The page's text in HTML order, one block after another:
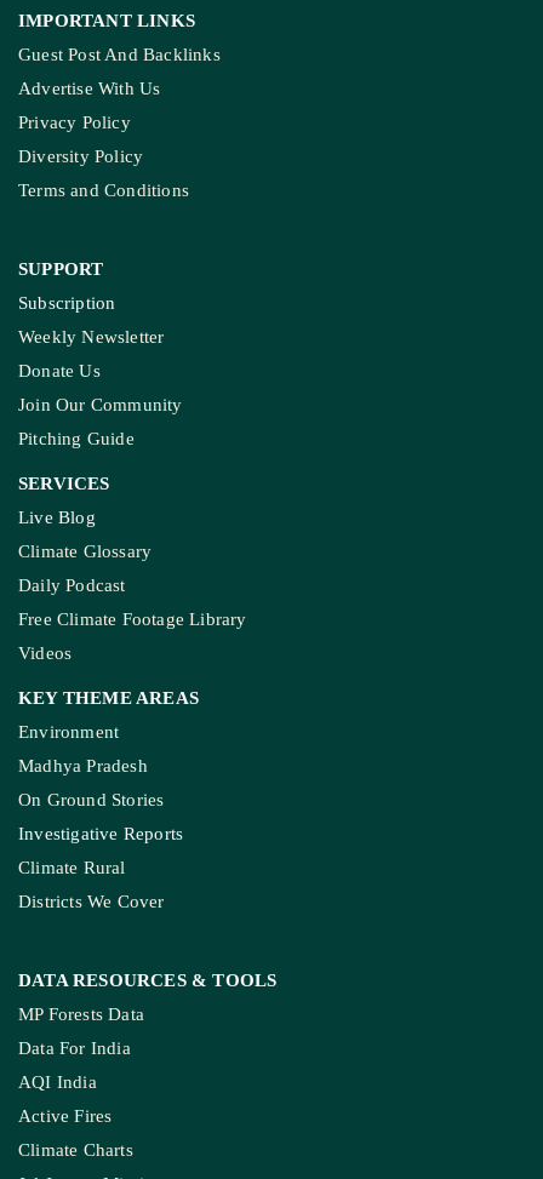
IMPORTANT LINKS
Guest Post And Backlinks
Advertise With Us
Privacy Policy
Diversity Policy
Terms and Conditions
SUPPORT
Subscription
Weekly Newsletter
Donate Us
Join Our Community
Pitching Guide
SERVICES
Live Blog
Climate Glossary
Daily Podcast
Free Climate Footage Library
Videos
KEY THEME AREAS
Environment
Madhya Pradesh
On Ground Stories
Investigative Reports
Climate Rural
Districts We Cover
DATA RESOURCES & TOOLS
MP Forests Data
Data For India
AQI India
Active Fires
Climate Charts